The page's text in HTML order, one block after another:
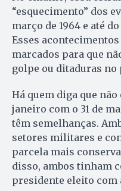
“esquecimento” dos
março de 1964 e até
Esses
marcados para que
golpe ou ditaduras no
Há quem diga que
janeiro com o 31 de
têm semelhanças.
setores militares e
parcela mais
disso, ambos tinham
presidente eleito com